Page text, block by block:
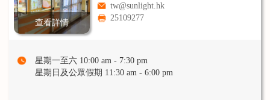
查看詳情
tw@sunlight.hk
25109277
星期一至六 10:00 am - 7:30 pm
星期日及公眾假期 11:30 am - 6:00 pm